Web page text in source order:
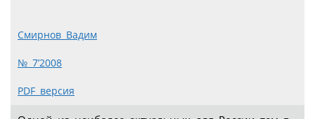
Смирнов Вадим
№ 7’2008
PDF версия